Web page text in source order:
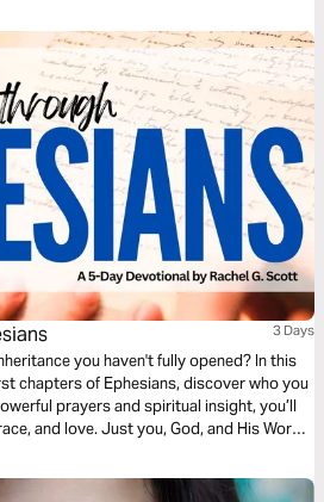
3 Days
you haven't fully opened? In this
chapters of Ephesians, discover who you
prayers and spiritual insight, you’ll
and love. Just you, God, and His Word